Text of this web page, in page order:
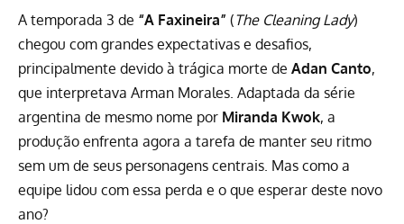
A temporada 3 de “A Faxineira” (The Cleaning Lady)
chegou com grandes expectativas e desafios,
principalmente devido à trágica morte de Adan Canto,
que interpretava Arman Morales. Adaptada da série
argentina de mesmo nome por Miranda Kwok, a
produção enfrenta agora a tarefa de manter seu ritmo
sem um de seus personagens centrais. Mas como a
equipe lidou com essa perda e o que esperar deste novo
ano?